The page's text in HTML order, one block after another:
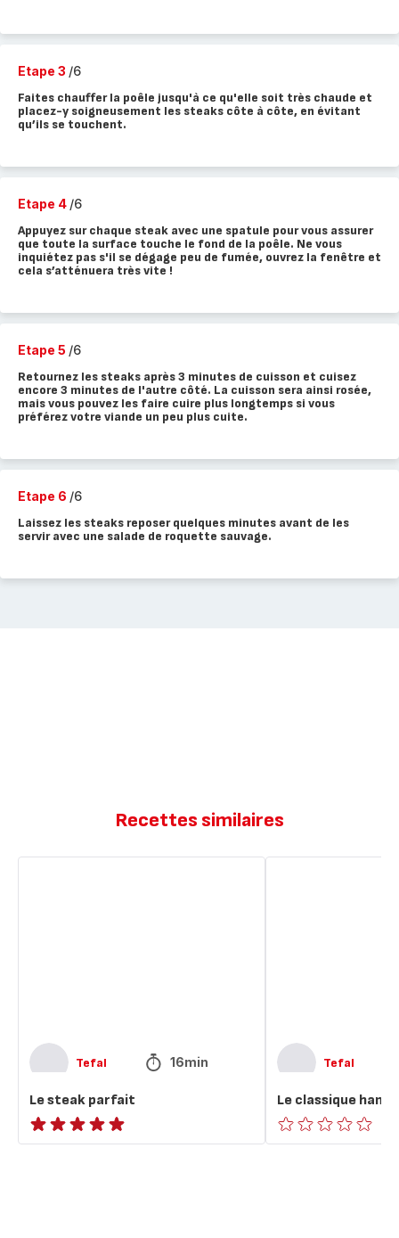
Etape 3 /6
Faites chauffer la poêle jusqu'à ce qu'elle soit très chaude et
placez-y soigneusement les steaks côte à côte, en évitant
qu’ils se touchent.
Etape 4 /6
Appuyez sur chaque steak avec une spatule pour vous assurer
que toute la surface touche le fond de la poêle. Ne vous
inquiétez pas s'il se dégage peu de fumée, ouvrez la fenêtre et
cela s’atténuera très vite !
Etape 5 /6
Retournez les steaks après 3 minutes de cuisson et cuisez
encore 3 minutes de l'autre côté. La cuisson sera ainsi rosée,
mais vous pouvez les faire cuire plus longtemps si vous
préférez votre viande un peu plus cuite.
Etape 6 /6
Laissez les steaks reposer quelques minutes avant de les
servir avec une salade de roquette sauvage.
Recettes similaires
Tefal 16min
Le steak parfait
ratings.NaN
Tefal
Le classique
ratings.0